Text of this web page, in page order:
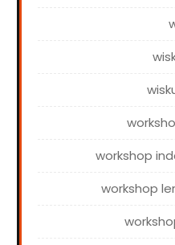
workshop
workshop